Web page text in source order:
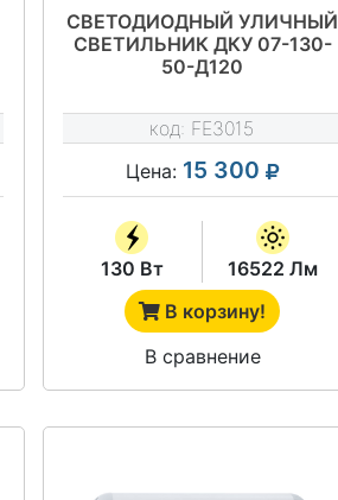
СВЕТОДИОДНЫЙ УЛИЧНЫЙ
СВЕТИЛЬНИК ДКУ 07-130-
50-Д120
код: FE3015
Цена: 15 300
130 Вт
16522 Лм
В корзину!
В сравнение